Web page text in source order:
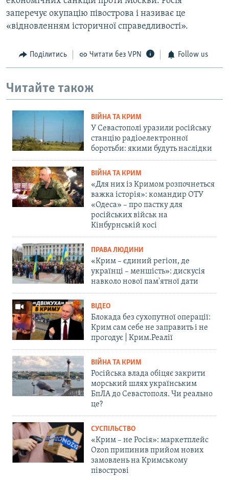
заперечує окупацію півострова і називає це
«відновленням історичної справедливості».
Поділитись Читати без VPN Follow us
Читайте також
ВІЙНА ТА КРИМ
У Севастополі уразили російську
станцію радіоелектронної
боротьби: якими будуть наслідки
ВІЙНА ТА КРИМ
«Для них із Кримом розпочнеться
важка історія»: командир ОТУ
«Одеса» – про пастку для
російських військ на
Кінбурнській косі
ПРАВА ЛЮДИНИ
«Крим – єдиний регіон, де
українці – меншість»: дискусія
навколо нової пам'ятної дати
ВІДЕО
Блокада без сухопутної операції:
Крим сам себе не заправить і не
прогодує | Крим.Реалії
ВІЙНА ТА КРИМ
Російська влада обіцяє закрити
морський шлях українським
БпЛА до Севастополя. Чи реально
це?
СУСПІЛЬСТВО
«Крим – не Росія»: маркетплейс
Ozon припинив прийом нових
замовлень на Кримському
півострові